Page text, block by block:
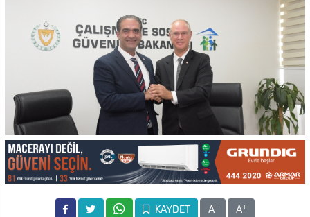
KAYDET A- A+